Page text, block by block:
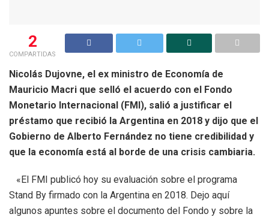
2
COMPARTIDAS
Nicolás Dujovne, el ex ministro de Economía de
Mauricio Macri que selló el acuerdo con el Fondo
Monetario Internacional (FMI), salió a justificar el
préstamo que recibió la Argentina en 2018 y dijo que el
Gobierno de Alberto Fernández no tiene credibilidad y
que la economía está al borde de una crisis cambiaria.
«El FMI publicó hoy su evaluación sobre el programa
Stand By firmado con la Argentina en 2018. Dejo aquí
algunos apuntes sobre el documento del Fondo y sobre la